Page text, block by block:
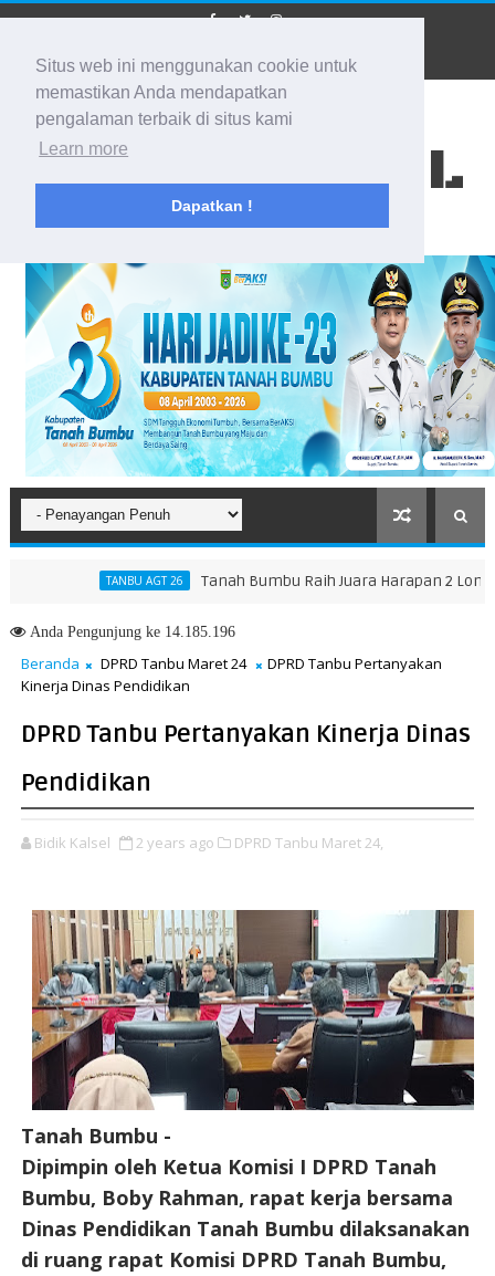
Situs web ini menggunakan cookie untuk
memastikan Anda mendapatkan
pengalaman terbaik di situs kami
Learn more
Dapatkan !
BIDIK KALSEL
Membidik Ke Segala Arah
TANBU AGT 26 Tanah Bumbu Raih Juara Harapan 2 Lomba
Pengendalian Debu Pelabuhan Bunati
AndaPengunjung ke 14.185.196
Beranda DPRD Tanbu Maret 24
DPRD Tanbu Pertanyakan
Kinerja Dinas Pendidikan
DPRD Tanbu Pertanyakan Kinerja Dinas
Pendidikan
Bidik Kalsel 2 years ago DPRD Tanbu Maret 24,
Tanah Bumbu -
Dipimpin oleh Ketua Komisi I DPRD Tanah
Bumbu, Boby Rahman, rapat kerja bersama
Dinas Pendidikan Tanah Bumbu dilaksanakan
di ruang rapat Komisi DPRD Tanah Bumbu,